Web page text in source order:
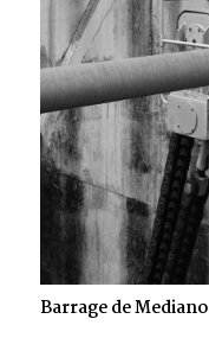
Barrage de